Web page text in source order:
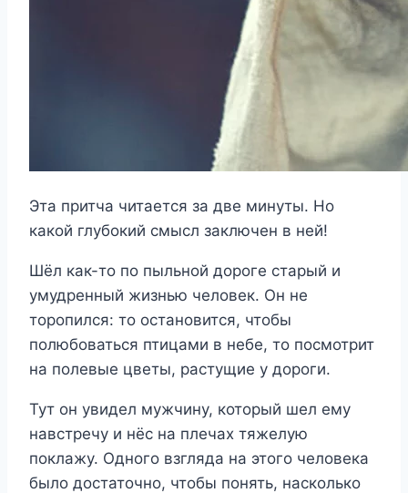
Эта притча читается за две минуты. Но
какой глубокий смысл заключен в ней!
Шёл как-то по пыльной дороге старый и
умудренный жизнью человек. Он не
торопился: то остановится, чтобы
полюбоваться птицами в небе, то посмотрит
на полевые цветы, растущие у дороги.
Тут он увидел мужчину, который шел ему
навстречу и нёс на плечах тяжелую
поклажу. Одного взгляда на этого человека
было достаточно, чтобы понять, насколько